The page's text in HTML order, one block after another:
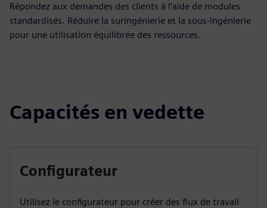
Répondez aux demandes des clients à l'aide de modules
standardisés. Réduire la suringénierie et la sous-ingénierie
pour une utilisation équilibrée des ressources.
Capacités en vedette
Configurateur
Utilisez le configurateur pour créer des flux de travail